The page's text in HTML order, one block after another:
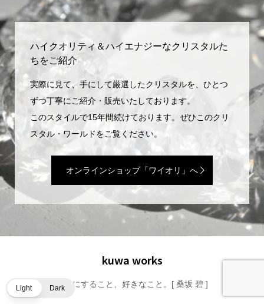
ハイクオリティ＆ハイエナジーなクリスタルた
ちをご紹介
実際に見て、手にして厳選したクリスタルを、ひとつ
ずつ丁寧にご紹介・販売いたしております。
このスタイルで15年間続けております。ぜひこのクリ
スタル・ワールドをご覧ください。
オンラインショップ「ワイオリ」へ
kuwa works
好きにすること、好きなこと。[ 桑坂 碧 ]
Light Dark